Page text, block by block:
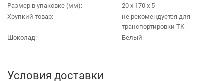
Размер в упаковке (мм):
20 х 170 х 5
Хрупкий товар:
не рекомендуется для
транспортировки ТК
Шоколад:
Белый
Условия доставки